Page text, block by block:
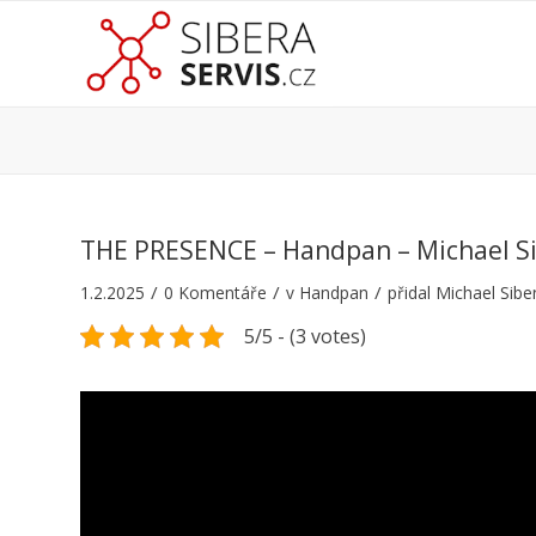
THE PRESENCE – Handpan – Michael
1.2.2025 / 0 Komentáře / v Handpan / přidal Michael
5/5 - (3 votes)